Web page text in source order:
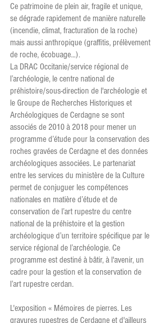
Ce patrimoine de plein air, fragile et unique,
se dégrade rapidement de manière naturelle
(incendie, climat, fracturation de la roche)
mais aussi anthropique (graffitis, prélèvement
de roche, écobuage...).
La DRAC Occitanie/service régional de
l’archéologie, le centre national de
préhistoire/sous-direction de l'archéologie et
le Groupe de Recherches Historiques et
Archéologiques de Cerdagne se sont
associés de 2010 à 2018 pour mener un
programme d’étude pour la conservation des
roches gravées de Cerdagne et des données
archéologiques associées. Le partenariat
entre les services du ministère de la Culture
permet de conjuguer les compétences
nationales en matière d’étude et de
conservation de l’art rupestre du centre
national de la préhistoire et la gestion
archéologique d’un territoire spécifique par le
service régional de l’archéologie. Ce
programme est destiné à bâtir, à l'avenir, un
cadre pour la gestion et la conservation de
l’art rupestre cerdan.
L'exposition « Mémoires de pierres. Les
gravures rupestres de Cerdagne et d'ailleurs